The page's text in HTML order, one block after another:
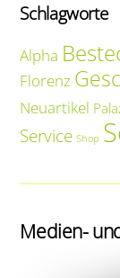
Schlagworte
Alpha
Florenz
Neuartikel
Service Shop
Medien-